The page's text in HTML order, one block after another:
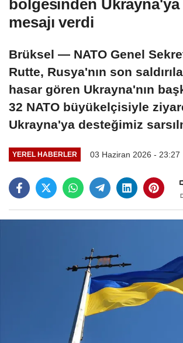
bölgesinden
mesajı verdi
Brüksel — NATO Genel
Rutte, Rusya'nın son
hasar gören Ukrayna'nın
32 NATO büyükelçisiyle
Ukrayna'ya desteğimiz
YEREL HABERLER 03 Haziran 2026 - 23:27